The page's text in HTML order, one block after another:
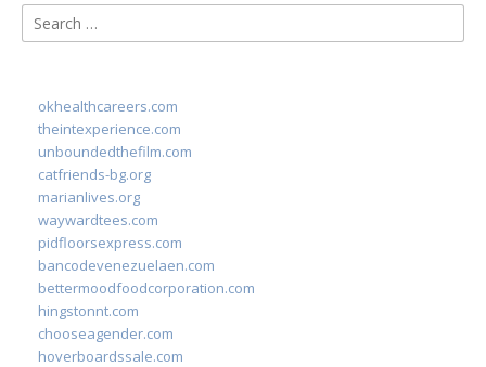
Search
for:
okhealthcareers.com
theintexperience.com
unboundedthefilm.com
catfriends-bg.org
marianlives.org
waywardtees.com
pidfloorsexpress.com
bancodevenezuelaen.com
bettermoodfoodcorporation.com
hingstonnt.com
chooseagender.com
hoverboardssale.com